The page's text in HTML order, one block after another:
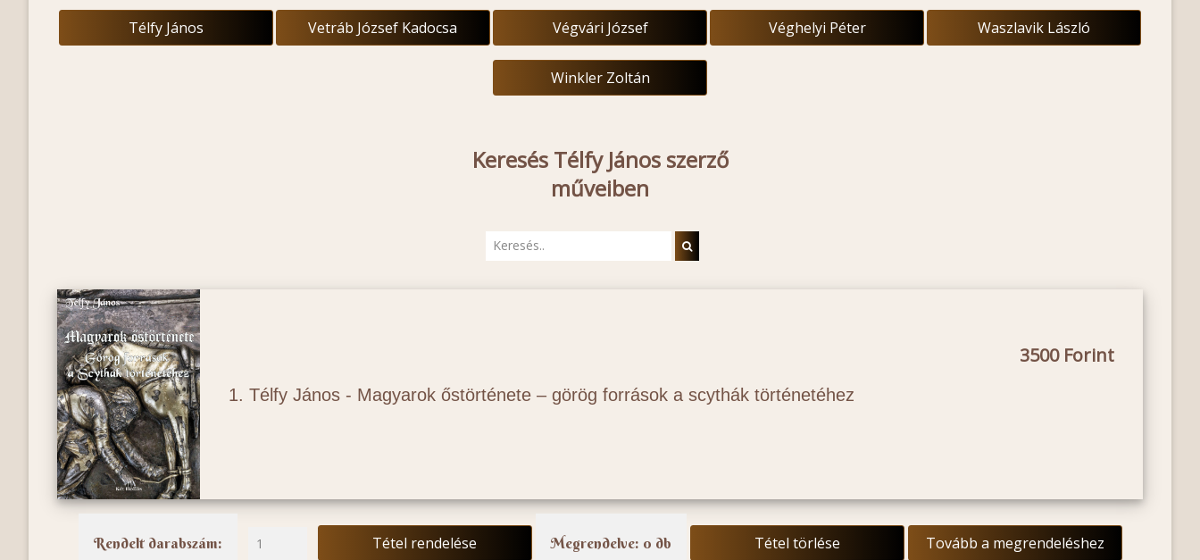
Télfy János Vetráb József Kadocsa Végvári József Véghelyi Péter Waszlavik László
Winkler Zoltán
Keresés Télfy János szerző
műveiben
1. Télfy János - Magyarok őstörténete – görög források a scythák történetéhez
3500
Rendelt darabszám: Tétel rendelése Megrendelve: 0 db Tétel törlése Tovább a megrendeléshez